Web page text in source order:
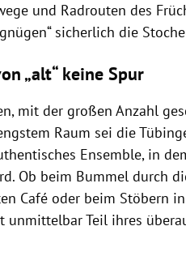
und Radrouten des
sicherlich die
„alt“ keine Spur
mit der großen Anzahl
Raum sei die
Ensemble, in
Ob beim Bummel durch
Café oder beim Stöbern
unmittelbar Teil ihres